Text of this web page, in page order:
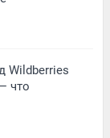
Wildberries
что